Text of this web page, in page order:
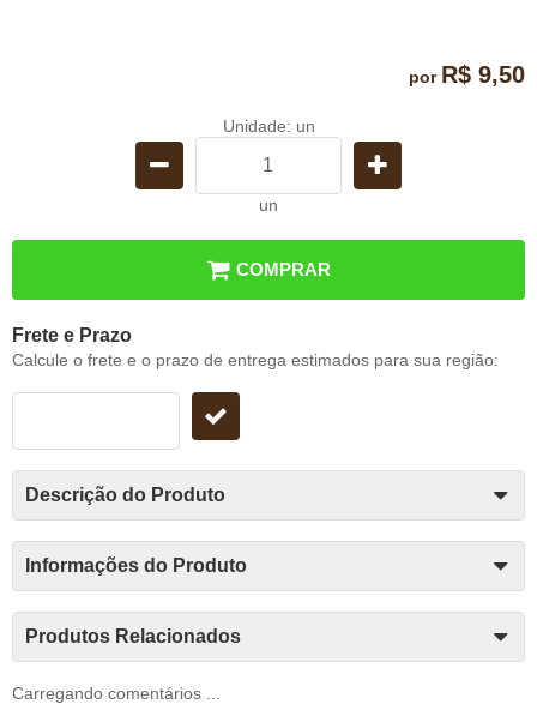
por R$ 9,50
Unidade: un
un
COMPRAR
Frete e Prazo
Calcule o frete e o prazo de entrega estimados para sua região:
Descrição do Produto
Informações do Produto
Produtos Relacionados
Carregando comentários ...